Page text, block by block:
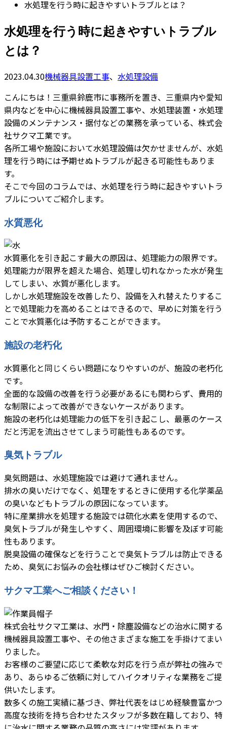
水処理を行う時に起きやすいトラブルとは？
水処理を行う時に起きやすいトラブル
とは？
2023.04.30機械器具設置工事、 水処理設備
こんにちは！三重県鈴鹿市に事務所を置き、三重県内や愛知
県内などを中心に機械器具設置工事や、水処理装置・水処理
設備のメンテナンス・据付などの業務を承っている、株式会
社サクマ工業です。
各所工場や施設において水処理設備は欠かせませんが、水処
理を行う時には予期せぬトラブルが起きる可能性もありま
す。
そこで今回のコラムでは、水処理を行う時に起きやすいトラ
ブルについてご紹介します。
水質悪化
水質悪化を引き起こす最大の原因は、処理能力の限界です。
処理能力が限界を超えた場合、処理し切れなかった水が発生
してしまい、水質が悪化します。
しかし水処理施設を改善したり、設備を入れ替えたりするこ
とで処理能力を高めることはできるので、早めに対策を行う
ことで水質悪化は予防することができます。
施設の老朽化
水質悪化と同じくらい問題になりやすいのが、施設の老朽化
です。
全面的な設備の改善を行う必要があるにも関わらず、費用的
な制限によって改善ができないケースがあります。
施設の老朽化は処理能力の低下を引き起こし、最悪のケース
だと汚泥を流出させてしまう可能性もあるのです。
臭気トラブル
臭気問題は、水処理施設では避けて通れません。
排水の臭いだけでなく、処理をするときに使用する化学薬品
の臭いなどもトラブルの原因になっています。
特に産業排水を処理する施設では硫化水素を使用するので、
臭気トラブルが発生しやすく、周囲環境に影響を及ぼす可能
性もあります。
脱臭設備の確保などを行うことで臭気トラブルは防止できる
ため、臭気にお悩みの会社様はぜひご検討ください。
サクマ工業へご相談ください！
株式会社サクマ工業は、水門・除塵設備などの治水に関する
機械器具設置工事や、その他さまざまな施工を手掛けてまい
りました。
お客様のご要望に応じて柔軟な対応を行う点が弊社の強みで
あり、あらゆるご依頼に対してハイクオリティな業務をご提
供いたします。
数多くの施工実績に基づき、弊社代表をはじめ経験豊富かつ
高度な技術を持ち合わせたスタッフが多数在籍しており、特